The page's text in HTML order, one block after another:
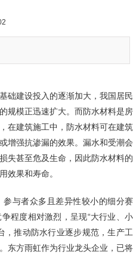
础建设投入的逐渐加大，我国居民
规模正迅速扩大。而防水材料是房
在建筑施工中，防水材料可在建筑
增强抗渗漏的效果。漏水和受潮会
失甚至危及生命，因此防水材料的
效果和寿命。
与者众多且差异性较小的细分赛
程度相对激烈，呈现“大行业、小
，推动防水行业逐步规范，生产工
东方雨虹作为行业龙头企业，已将